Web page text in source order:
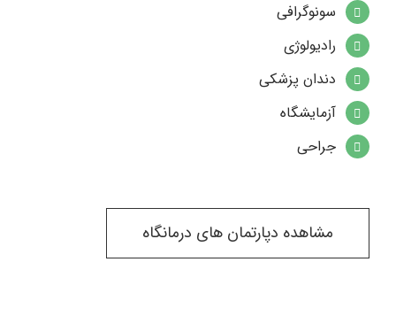
سونوگرافی
رادیولوژی
دندان پزشکی
آزمایشگاه
جراحی
مشاهده دپارتمان های درمانگاه